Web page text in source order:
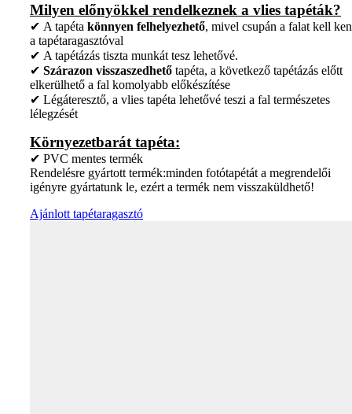
Milyen előnyökkel rendelkeznek a vlies tapéták?
✔ A tapéta könnyen felhelyezhető, mivel csupán a falat kell
a tapétaragasztóval
✔ A tapétázás tiszta munkát tesz lehetővé.
✔ Szárazon visszaszedhető tapéta, a következő tapétázás előtt
elkerülhető a fal komolyabb előkészítése
✔ Légáteresztő, a vlies tapéta lehetővé teszi a fal természetes
lélegzését
Környezetbarát tapéta:
✔ PVC mentes termék
Rendelésre gyártott termék:minden fotótapétát a megrendelői
igényre gyártatunk le, ezért a termék nem visszaküldhető!
Ajánlott tapétaragasztó